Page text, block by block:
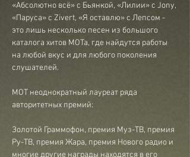
«Абсолютно всё» с Бьянкой, «Лилии» с Jony,
«Паруса» с Zivert, «Я оставлю» с Лепсом -
это лишь несколько песен из большого
каталога хитов МОТа, где найдутся работы
на любой вкус и для любого поколения
слушателей.
МОТ неоднократный лауреат ряда
авторитетных премий:
Золотой Граммофон, премия Муз-ТВ, премия
Ру-ТВ, премия Жара, премия Нового радио и
многие другие награды находятся в его